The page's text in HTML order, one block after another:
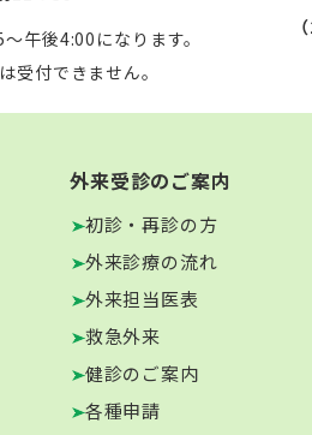
午後4:00になります。
受付できません。
外来受診のご案内
初診・再診の方
外来診療の流れ
外来担当医表
救急外来
健診のご案内
各種申請